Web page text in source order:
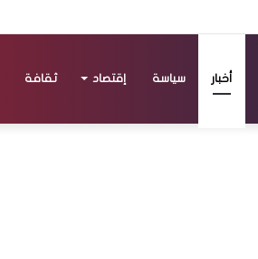
أخبار سياسة إقتصاد ثقافة